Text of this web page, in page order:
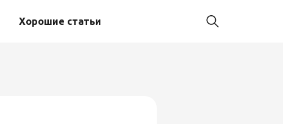
Хорошие статьи